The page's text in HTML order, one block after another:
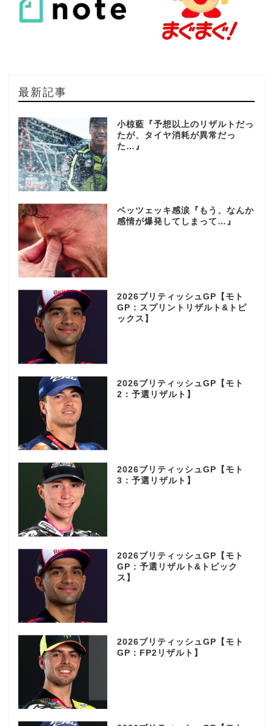
最新記事
小椋藍『予想以上のリザルトだっ
たが、タイヤ消耗が異常だっ
た…』
ベッツェッキ感涙『もう、なんか
感情が爆発してしまって…』
2026ブリティッシュGP【モト
GP：スプリントリザルト&トピ
ックス】
2026ブリティッシュGP【モト
2：予選リザルト】
2026ブリティッシュGP【モト
3：予選リザルト】
2026ブリティッシュGP【モト
GP：予選リザルト&トピック
ス】
2026ブリティッシュGP【モト
GP：FP2リザルト】